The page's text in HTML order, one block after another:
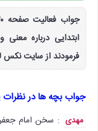
ابتدایی درباره
فرمودند از سایت نکس
جواب بچه ها در
مهدی : سخن امام